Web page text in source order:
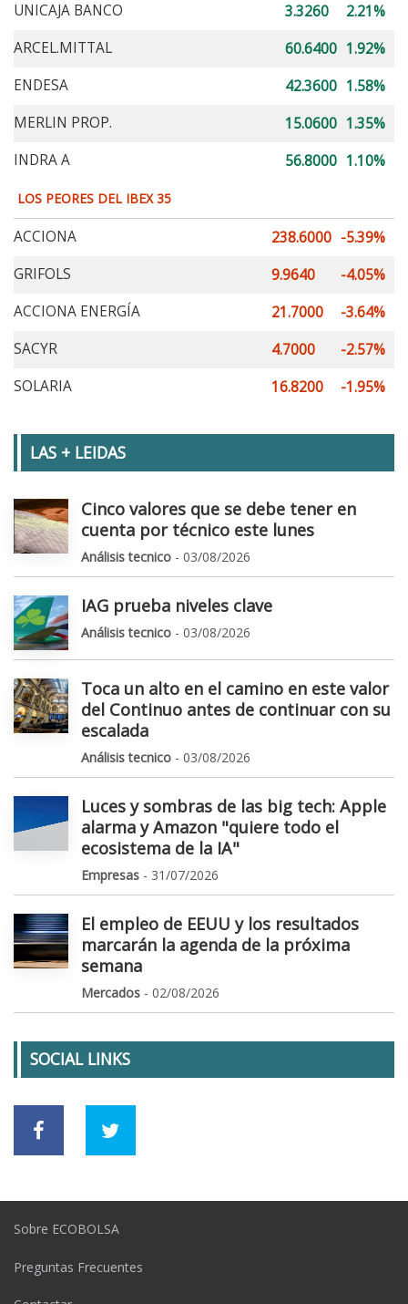
UNICAJA BANCO 3.3260
2.21%
ARCEL.MITTAL
60.6400 1.92%
ENDESA
42.3600 1.58%
MERLIN PROP.
15.0600 1.35%
INDRA A
56.8000 1.10%
LOS PEORES DEL IBEX 35
ACCIONA 238.6000 -5.39%
GRIFOLS
9.9640
-4.05%
ACCIONA ENERGÍA
21.7000
-3.64%
SACYR
4.7000
-2.57%
SOLARIA
16.8200 -1.95%
LAS + LEIDAS
Cinco valores que se debe tener en
cuenta por técnico este lunes
Análisis tecnico - 03/08/2026
IAG prueba niveles clave
Análisis tecnico - 03/08/2026
Toca un alto en el camino en este valor
del Continuo antes de continuar con su
escalada
Análisis tecnico - 03/08/2026
Luces y sombras de las big tech: Apple
alarma y Amazon "quiere todo el
ecosistema de la IA"
Empresas - 31/07/2026
El empleo de EEUU y los resultados
marcarán la agenda de la próxima
semana
Mercados - 02/08/2026
SOCIAL LINKS
Sobre ECOBOLSA
Preguntas Frecuentes